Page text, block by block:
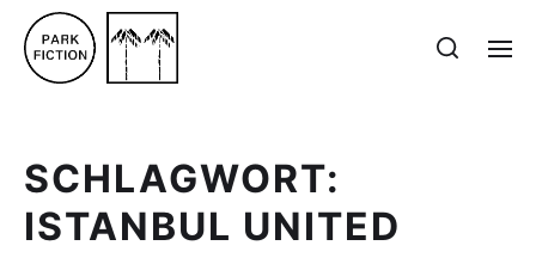
SCHLAGWORT:
ISTANBUL UNITED